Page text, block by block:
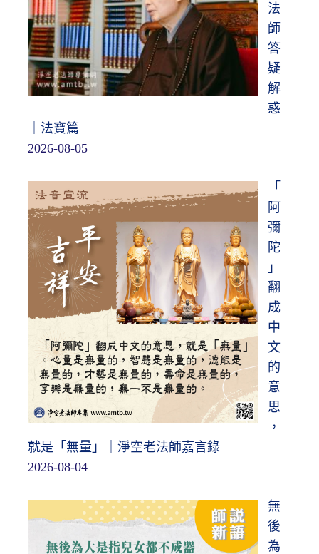
法
師
答
疑
解
惑
｜法寶篇
2026-08-05
「
阿
彌
陀
」
翻
成
中
文
的
意
思
，
就是「無量」｜淨空老法師嘉言錄
2026-08-04
無
後
為